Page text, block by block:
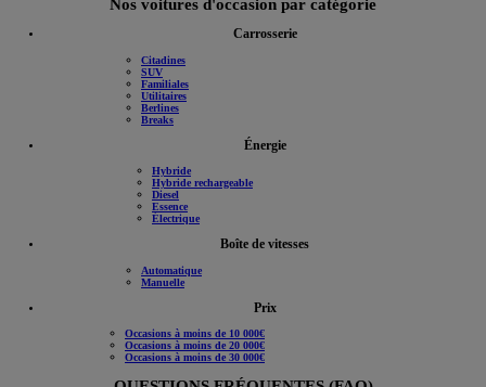
Nos voitures d'occasion par catégorie
Carrosserie
Citadines
SUV
Familiales
Utilitaires
Berlines
Breaks
Énergie
Hybride
Hybride rechargeable
Diesel
Essence
Électrique
Boîte de vitesses
Automatique
Manuelle
Prix
Occasions à moins de 10 000€
Occasions à moins de 20 000€
Occasions à moins de 30 000€